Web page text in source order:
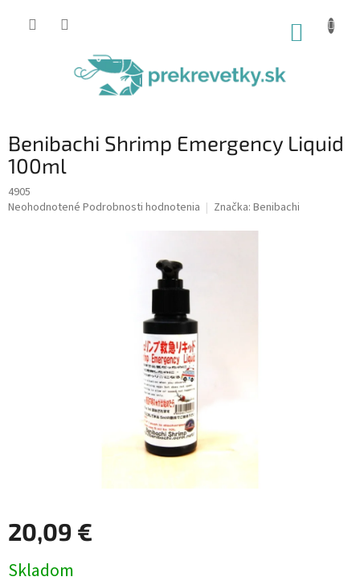
Benibachi Shrimp Emergency Liquid
100ml
4905
Priemerné
Neohodnotené Podrobnosti hodnotenia Značka: Benibachi
20,09 €
cena:
Skladom